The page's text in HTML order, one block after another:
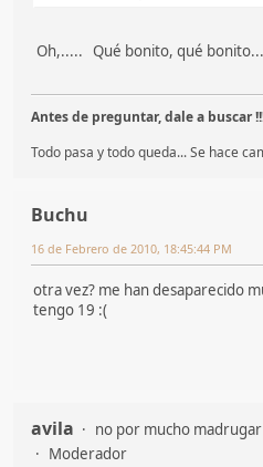
Oh,..... Qué bonito, qué
Antes de preguntar, dale a buscar
Todo pasa y todo queda... Se hace
Buchu
16 de Febrero de 2010, 18:45:44 PM
otra vez? me han desaparecido
tengo 19 :(
avila
no por mucho
Moderador